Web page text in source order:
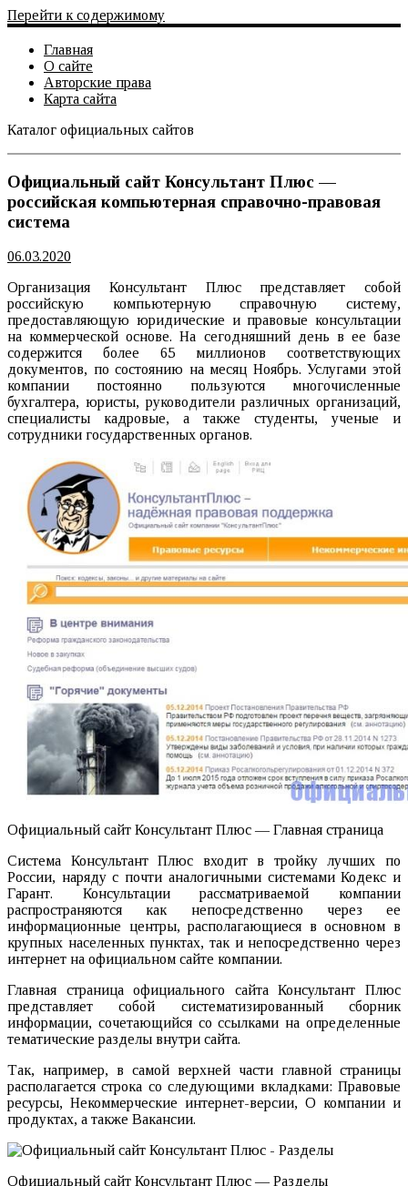
Перейти к содержимому
Главная
О сайте
Авторские права
Карта сайта
Каталог официальных сайтов
Официальный сайт Консультант Плюс —
российская компьютерная справочно-правовая
система
06.03.2020
Организация Консультант Плюс представляет собой
российскую компьютерную справочную систему,
предоставляющую юридические и правовые консультации
на коммерческой основе. На сегодняшний день в ее базе
содержится более 65 миллионов соответствующих
документов, по состоянию на месяц Ноябрь. Услугами этой
компании постоянно пользуются многочисленные
бухгалтера, юристы, руководители различных организаций,
специалисты кадровые, а также студенты, ученые и
сотрудники государственных органов.
Официальный сайт Консультант Плюс — Главная страница
Система Консультант Плюс входит в тройку лучших по
России, наряду с почти аналогичными системами Кодекс и
Гарант. Консультации рассматриваемой компании
распространяются как непосредственно через ее
информационные центры, располагающиеся в основном в
крупных населенных пунктах, так и непосредственно через
интернет на официальном сайте компании.
Главная страница официального сайта Консультант Плюс
представляет собой систематизированный сборник
информации, сочетающийся со ссылками на определенные
тематические разделы внутри сайта.
Так, например, в самой верхней части главной страницы
располагается строка со следующими вкладками: Правовые
ресурсы, Некоммерческие интернет-версии, О компании и
продуктах, а также Вакансии.
Официальный сайт Консультант Плюс — Разделы